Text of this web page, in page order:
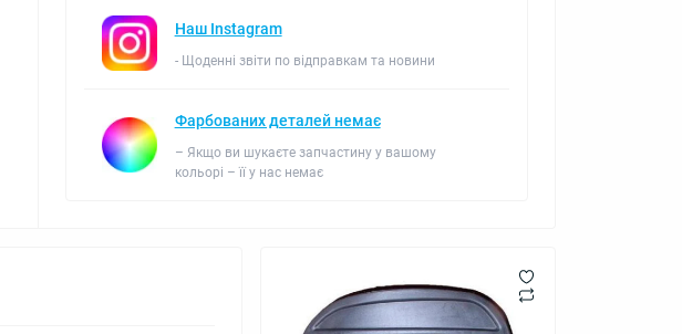
Наш Instagram
- Щоденні звіти по відправкам та новини
Фарбованих деталей немає
– Якщо ви шукаєте запчастину у вашому
кольорі – її у нас немає